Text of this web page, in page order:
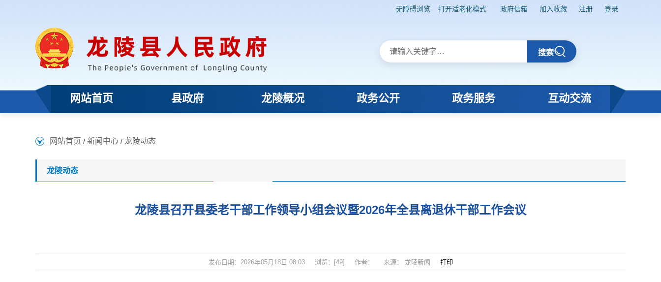
无障碍浏览 打开适老化模式 政府信箱 加入收藏 注册 登录
搜索
网站首页 县政府 龙陵概况 政务公开 政务服务 互动交流
网站首页 / 新闻中心 / 龙陵动态
龙陵动态
龙陵县召开县委老干部工作领导小组会议暨2026年全县离退休干部工作会议
发布日期：2026年05月18日 08:03 浏览：[49] 作者： 来源： 龙陵新闻 打印